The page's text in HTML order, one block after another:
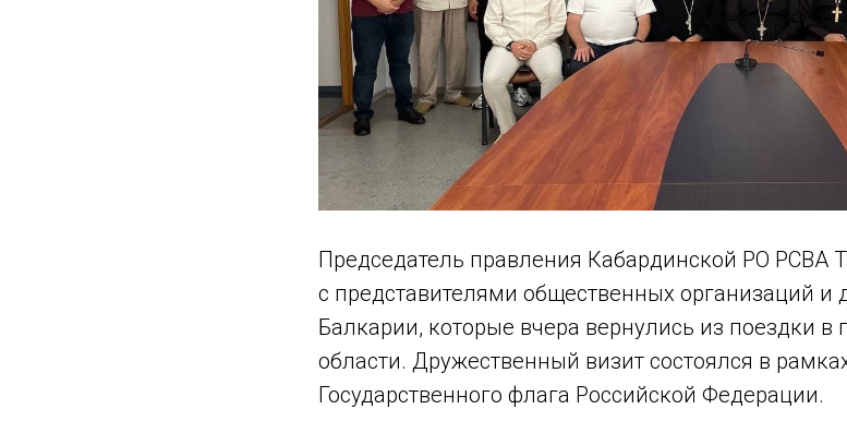
Председатель правления Кабардинской РО РСВА
с представителями общественных организаций и
Балкарии, которые вчера вернулись из поездки в
области. Дружественный визит состоялся в
Государственного флага Российской Федерации.